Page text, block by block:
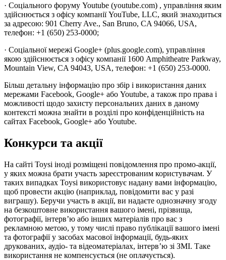
· Соціального форуму Youtube (youtube.com) , управління яким
здійснюється з офісу компанії YouTube, LLC, який знаходиться
за адресою: 901 Cherry Ave., San Bruno, CA 94066, USA,
телефон: +1 (650) 253-0000;
· Соціальної мережі Google+ (plus.google.com), управління
якою здійснюється з офісу компанії 1600 Amphitheatre Parkway,
Mountain View, CA 94043, USA, телефон: +1 (650) 253-0000.
Більш детальну інформацію про збір і використання даних
мережами Facebook, Google+ або Youtube, а також про права і
можливості щодо захисту персональних даних в даному
контексті можна знайти в розділі про конфіденційність на
сайтах Facebook, Google+ або Youtube.
Конкурси та акції
На сайті Toysi іноді розміщені повідомлення про промо-акції,
у яких можна брати участь зареєстрованим користувачам. У
таких випадках Toysi використовує надану вами інформацію,
щоб провести акцію (наприклад, повідомити вас у разі
виграшу). Беручи участь в акції, ви надаєте однозначну згоду
на безкоштовне використання вашого імені, прізвища,
фотографії, інтерв’ю або інших матеріалів про вас з
рекламною метою, у тому числі право публікації вашого імені
та фотографії у засобах масової інформації, будь-яких
друкованих, аудіо- та відеоматеріалах, інтерв’ю зі ЗМІ. Таке
використання не компенсується (не оплачується).